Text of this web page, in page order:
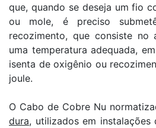
que, quando se deseja um fio
ou mole, é preciso
recozimento, que consiste
uma temperatura adequada,
isenta de oxigênio ou
joule.
O Cabo de Cobre Nu
dura, utilizados em instalações